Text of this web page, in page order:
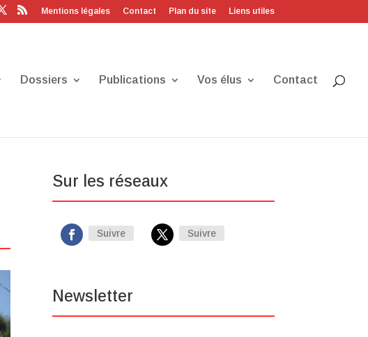
Mentions légales Contact Plan du site Liens utiles
Dossiers Publications Vos élus Contact
Sur les réseaux
Suivre Suivre
Newsletter